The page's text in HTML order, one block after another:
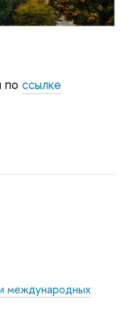
по ссылке
международных